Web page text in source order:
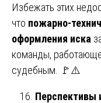
Избежать этих
что пожарно-
оформления иска
команды,
судебным. 🚩⚠️
Перспективы